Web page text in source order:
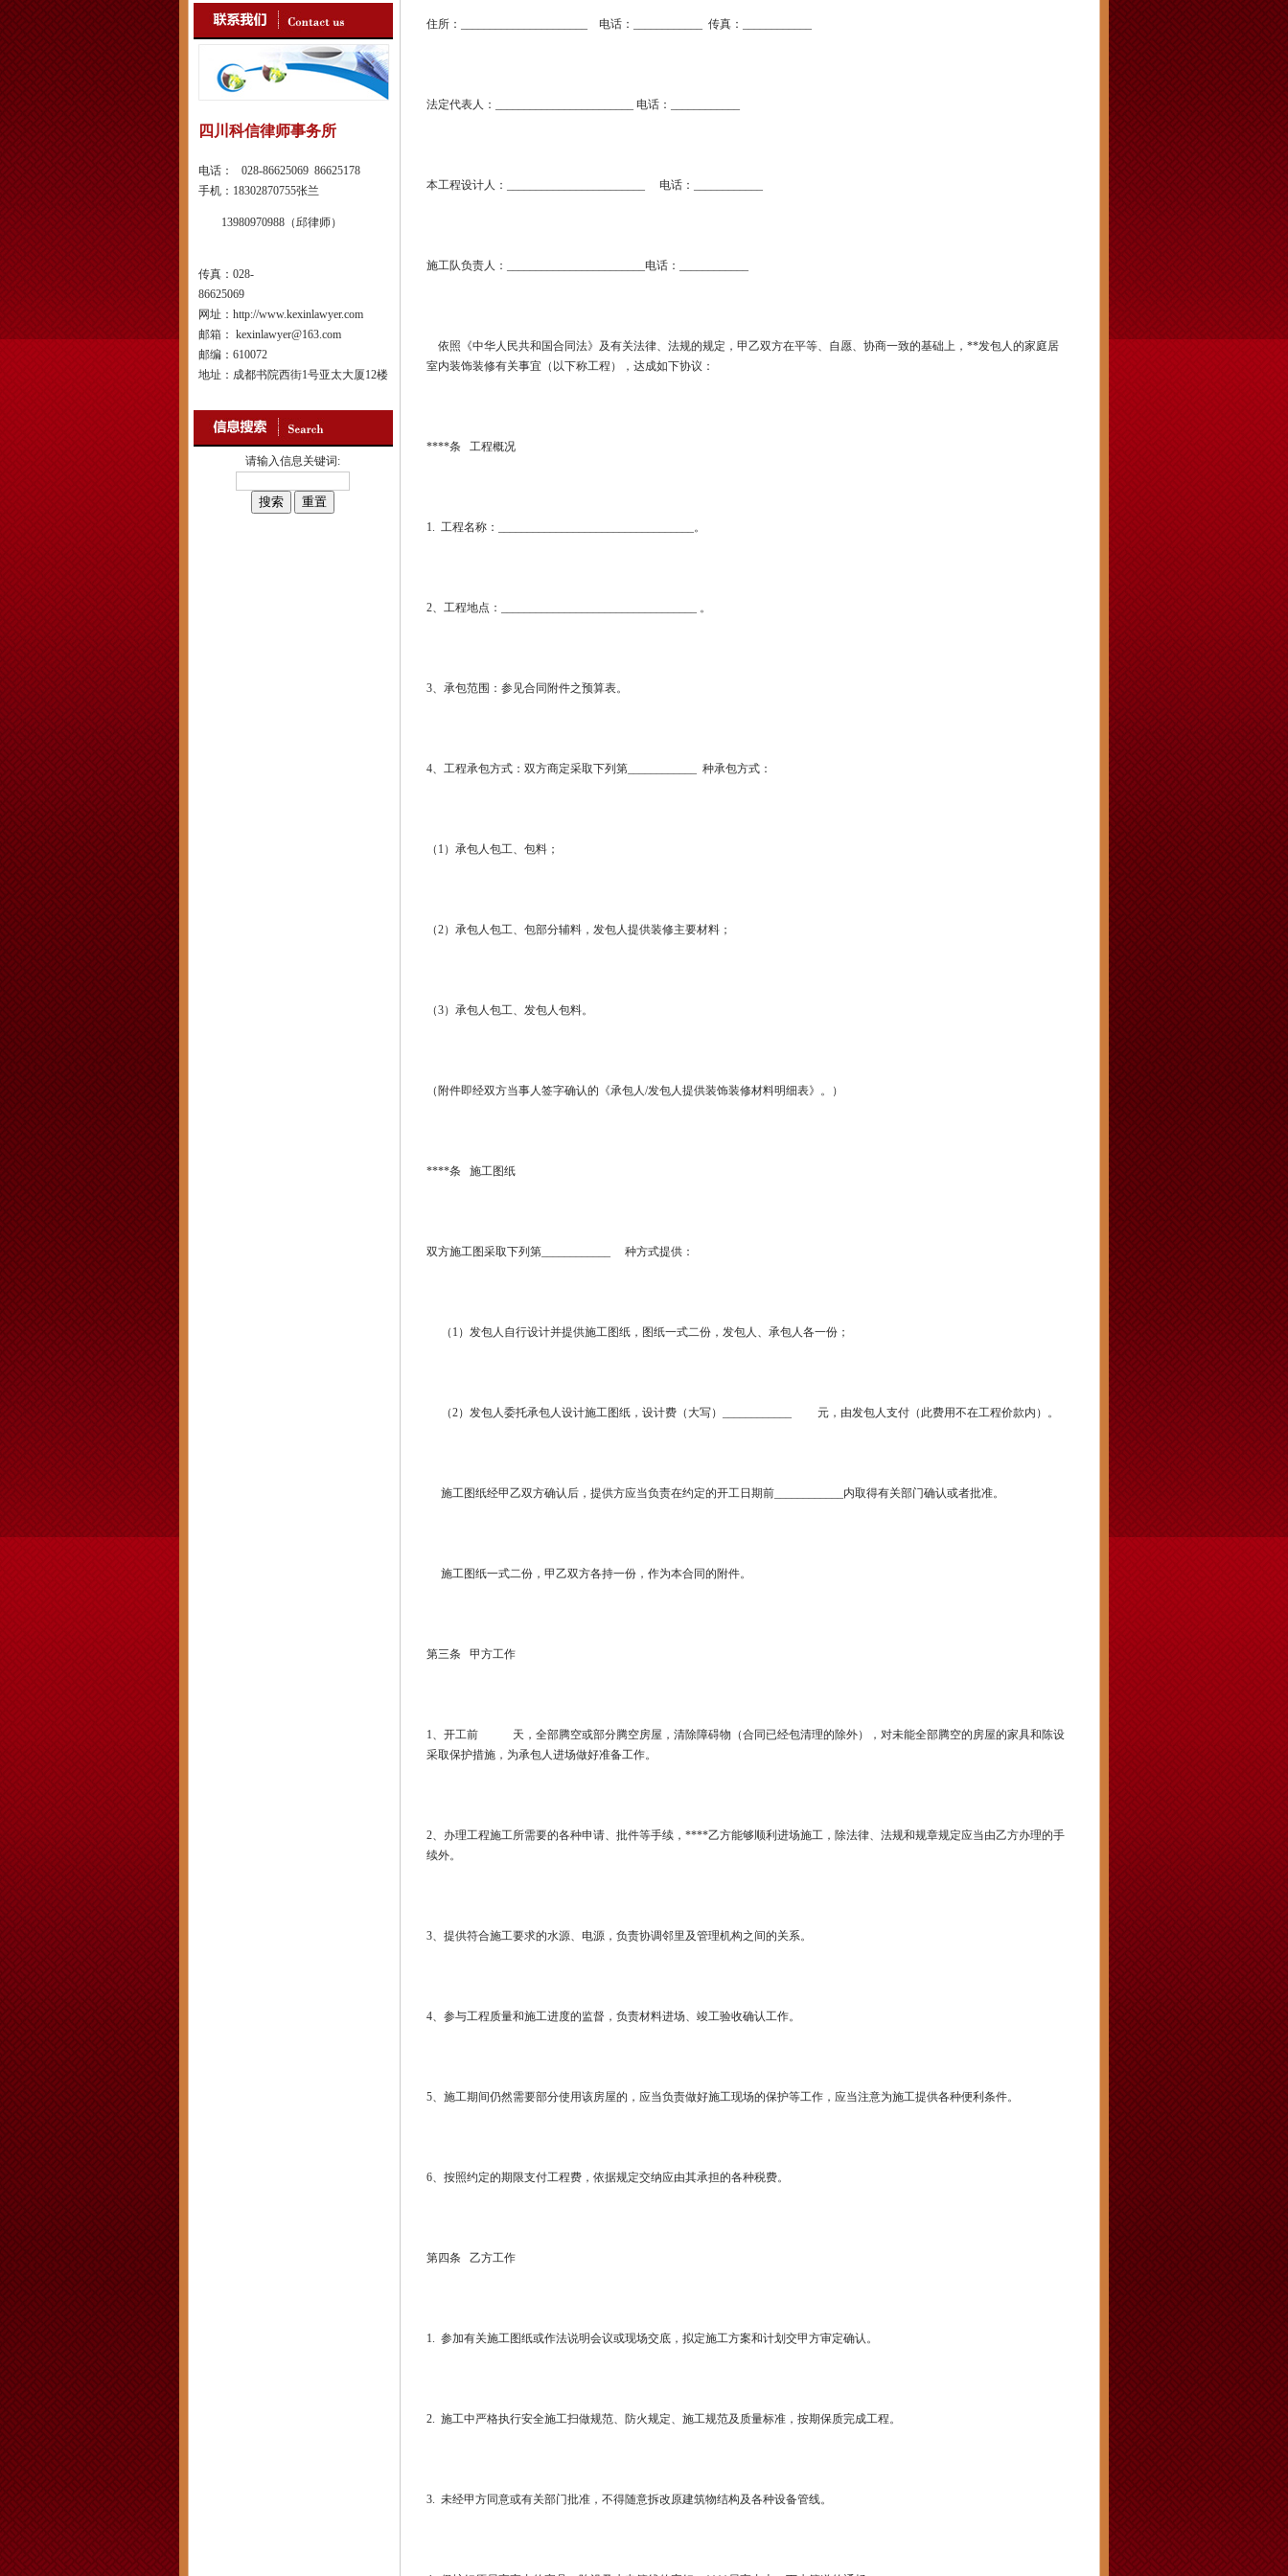
四川科信律师事务所
电话： 028-86625069 86625178
手机：18302870755张兰
13980970988（邱律师）
传真：028-
86625069
网址：http://www.kexinlawyer.com
邮箱： kexinlawyer@163.com
邮编：610072
地址：成都书院西街1号亚太大厦12楼
请输入信息关键词:
住所：______________________ 电话：____________ 传真：____________
法定代表人：________________________ 电话：____________
本工程设计人：________________________ 电话：____________
施工队负责人：________________________电话：____________
依照《中华人民共和国合同法》及有关法律、法规的规定，甲乙双方在平等、自愿、协商一致的基础上，**发包人的家庭居
室内装饰装修有关事宜（以下称工程），达成如下协议：
****条 工程概况
1. 工程名称：__________________________________。
2、工程地点：__________________________________ 。
3、承包范围：参见合同附件之预算表。
4、工程承包方式：双方商定采取下列第____________ 种承包方式：
（1）承包人包工、包料；
（2）承包人包工、包部分辅料，发包人提供装修主要材料；
（3）承包人包工、发包人包料。
（附件即经双方当事人签字确认的《承包人/发包人提供装饰装修材料明细表》。）
****条 施工图纸
双方施工图采取下列第____________ 种方式提供：
（1）发包人自行设计并提供施工图纸，图纸一式二份，发包人、承包人各一份；
（2）发包人委托承包人设计施工图纸，设计费（大写）____________ 元，由发包人支付（此费用不在工程价款内）。
施工图纸经甲乙双方确认后，提供方应当负责在约定的开工日期前____________内取得有关部门确认或者批准。
施工图纸一式二份，甲乙双方各持一份，作为本合同的附件。
第三条 甲方工作
1、开工前 天，全部腾空或部分腾空房屋，清除障碍物（合同已经包清理的除外），对未能全部腾空的房屋的家具和陈设
采取保护措施，为承包人进场做好准备工作。
2、办理工程施工所需要的各种申请、批件等手续，****乙方能够顺利进场施工，除法律、法规和规章规定应当由乙方办理的手
续外。
3、提供符合施工要求的水源、电源，负责协调邻里及管理机构之间的关系。
4、参与工程质量和施工进度的监督，负责材料进场、竣工验收确认工作。
5、施工期间仍然需要部分使用该房屋的，应当负责做好施工现场的保护等工作，应当注意为施工提供各种便利条件。
6、按照约定的期限支付工程费，依据规定交纳应由其承担的各种税费。
第四条 乙方工作
1. 参加有关施工图纸或作法说明会议或现场交底，拟定施工方案和计划交甲方审定确认。
2. 施工中严格执行安全施工扫做规范、防火规定、施工规范及质量标准，按期保质完成工程。
3. 未经甲方同意或有关部门批准，不得随意拆改原建筑物结构及各种设备管线。